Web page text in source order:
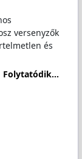
versenyzők
és
Folytatódik...